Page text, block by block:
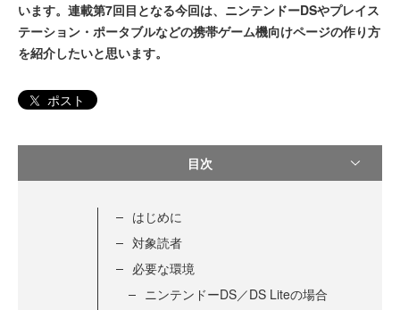
います。連載第7回目となる今回は、ニンテンドーDSやプレイス
テーション・ポータブルなどの携帯ゲーム機向けページの作り方
を紹介したいと思います。
ポスト
目次
はじめに
対象読者
必要な環境
ニンテンドーDS／DS Liteの場合